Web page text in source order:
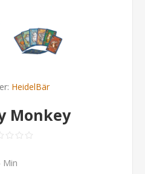
HeidelBär
Monkey
Min